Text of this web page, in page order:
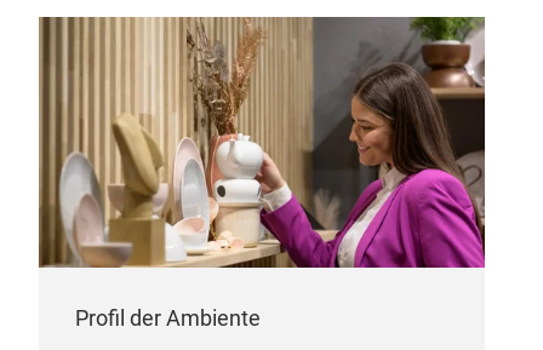
Profil der Ambiente